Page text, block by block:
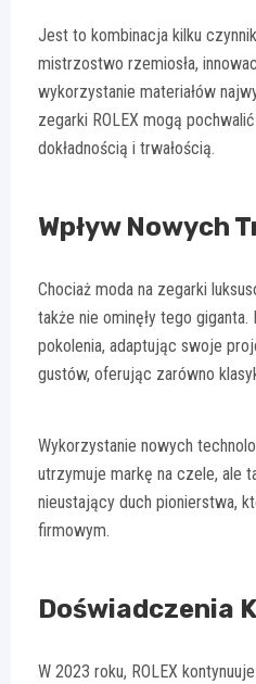
Jest to kombinacja kilku
mistrzostwo rzemiosła,
wykorzystanie materiałów
zegarki ROLEX mogą
dokładnością i trwałością.
Wpływ Nowych
Chociaż moda na zegarki
także nie ominęły tego giganta.
pokolenia, adaptując swoje
gustów, oferując zarówno
Wykorzystanie nowych
utrzymuje markę na czele, ale
nieustający duch pionierstwa,
firmowym.
Doświadczenia
W 2023 roku, ROLEX